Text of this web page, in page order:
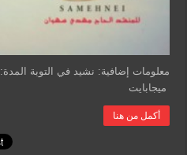
ميجابايت
أكمل من هنا